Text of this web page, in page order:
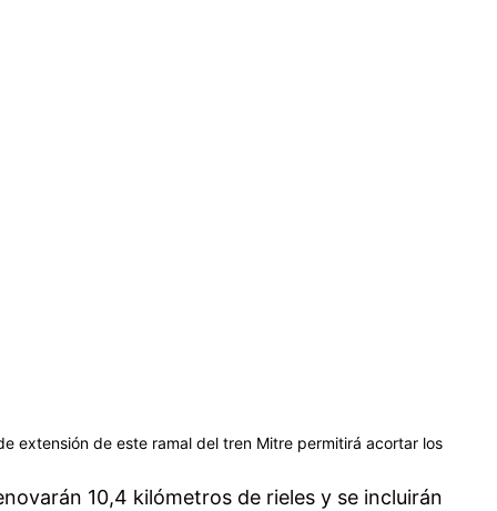
extensión de este ramal del tren Mitre permitirá acortar los
10,4 kilómetros de rieles y se incluirán